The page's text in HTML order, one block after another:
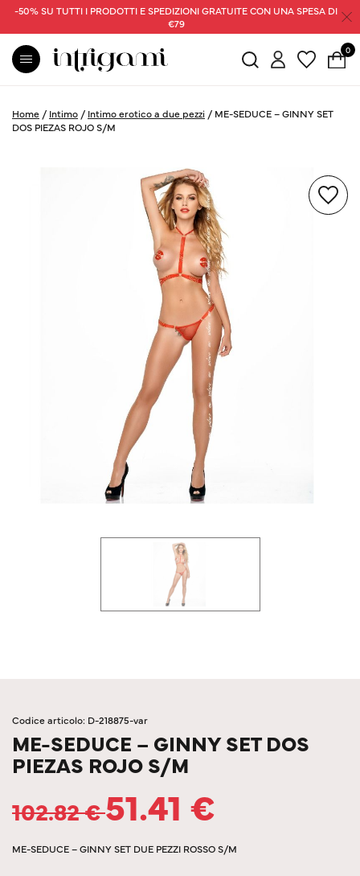
-50% SU TUTTI I PRODOTTI E SPEDIZIONI GRATUITE CON UNA SPESA DI
€79
0
Home / Intimo / Intimo erotico a due pezzi / ME-SEDUCE – GINNY SET
DOS PIEZAS ROJO S/M
Codice articolo: D-218875-var
ME-SEDUCE – GINNY SET DOS
PIEZAS ROJO S/M
102.82€51.41 €
ME-SEDUCE – GINNY SET DUE PEZZI ROSSO S/M